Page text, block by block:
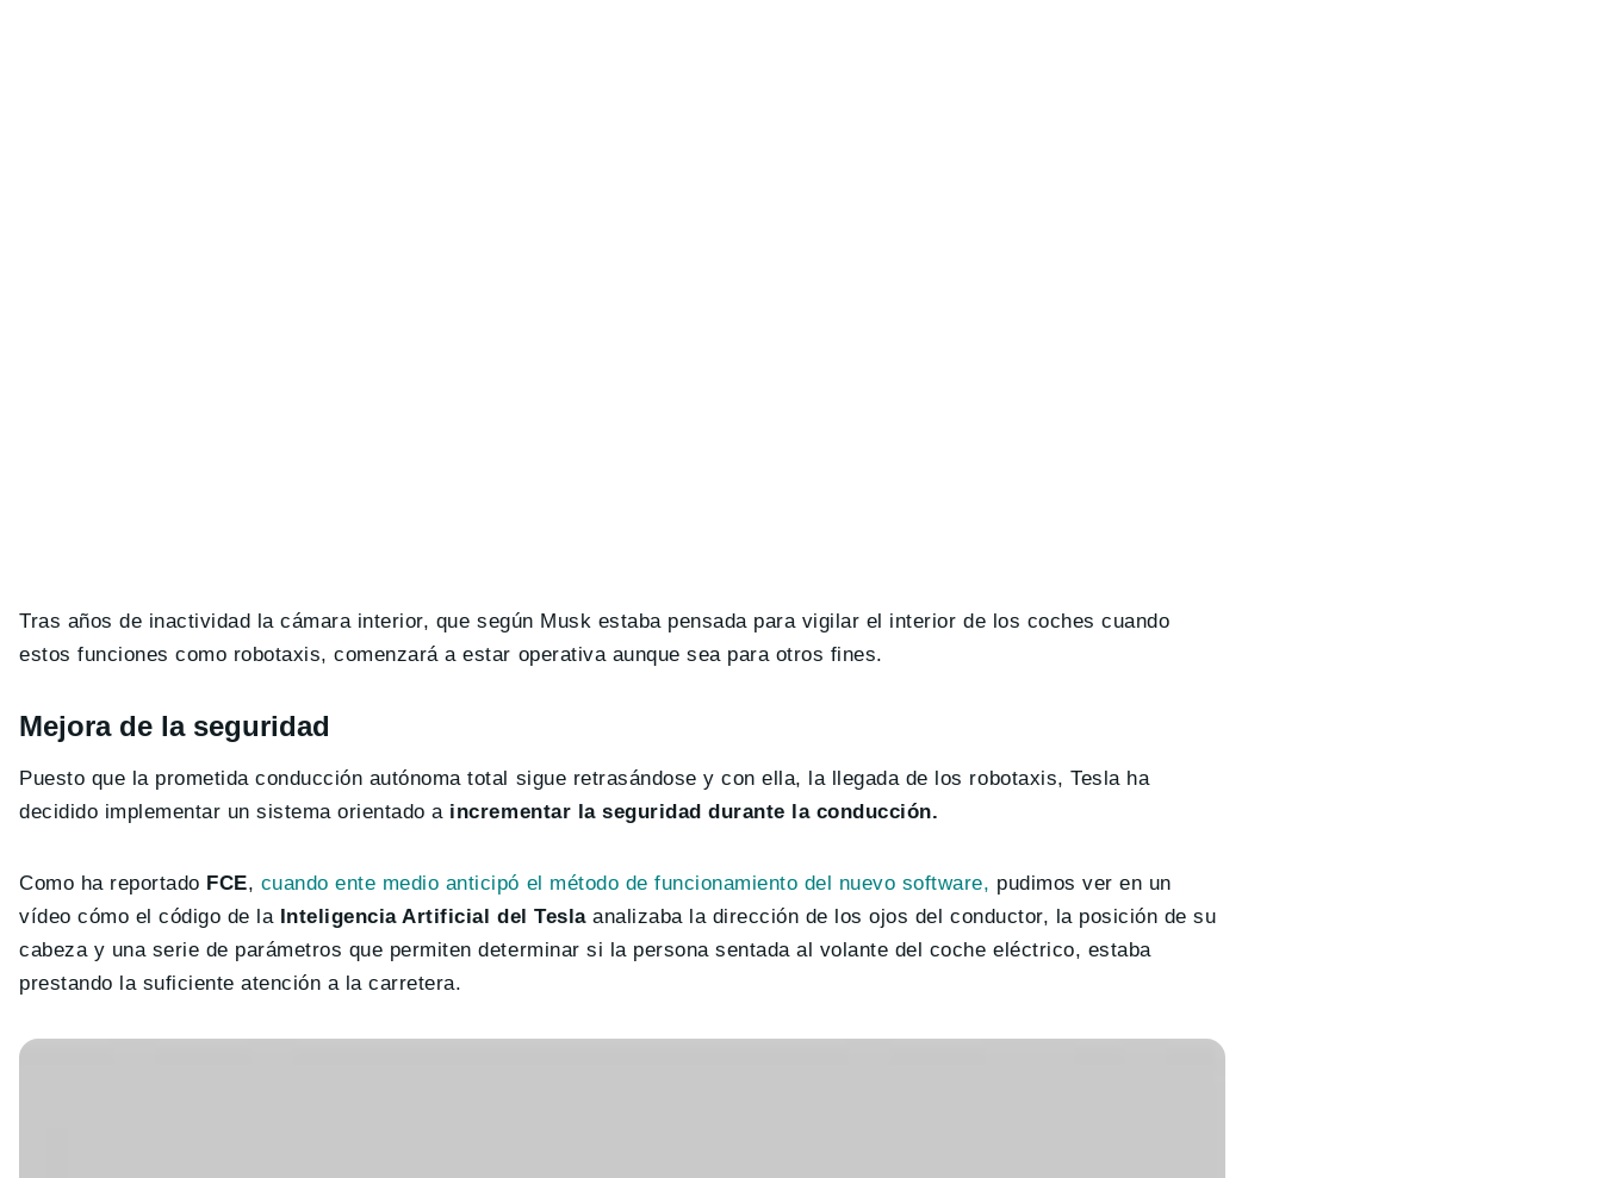
Tras años de inactividad la cámara interior, que según Musk estaba pensada para vigilar el interior de los coches cuando
estos funciones como robotaxis, comenzará a estar operativa aunque sea para otros fines.
Mejora de la seguridad
Puesto que la prometida conducción autónoma total sigue retrasándose y con ella, la llegada de los robotaxis, Tesla ha
decidido implementar un sistema orientado a incrementar la seguridad durante la conducción.
Como ha reportado FCE, cuando ente medio anticipó el método de funcionamiento del nuevo software, pudimos ver en un
vídeo cómo el código de la Inteligencia Artificial del Teslaanalizaba la dirección de los ojos del conductor, la posición de su
cabeza y una serie de parámetros que permiten determinar si la persona sentada al volante del coche eléctrico, estaba
prestando la suficiente atención a la carretera.